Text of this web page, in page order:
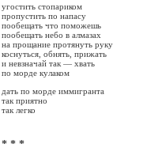
угостить стопариком
пропустить по напасу
пообещать что поможешь
пообещать небо в алмазах
на прощание протянуть руку
коснуться, обнять, прижать
и невзначай так — хвать
по морде кулаком
дать по морде иммигранта
так приятно
так легко
* * *